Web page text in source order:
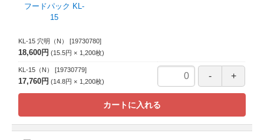
KL-15 穴明（N） [19730780]
18,600円 15.5円 1,200枚
KL-15（N） [19730779]
17,760円 14.8円 1,200枚
カートに入れる